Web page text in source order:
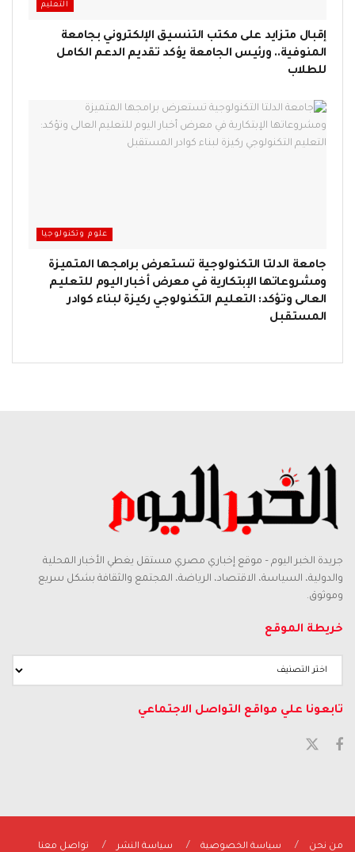
التعليم
إقبال متزايد على مكتب التنسيق الإلكتروني بجامعة
المنوفية.. ورئيس الجامعة يؤكد تقديم الدعم الكامل
للطلاب
علوم وتكنولوجيا
جامعة الدلتا التكنولوجية تستعرض برامجها المتميزة
ومشروعاتها الإبتكارية في معرض أخبار اليوم للتعليم
العالى وتؤكد: التعليم التكنولوجي ركيزة لبناء كوادر
المستقبل
جريدة الخبر اليوم – موقع إخباري مصري مستقل يغطي الأخبار المحلية
والدولية، السياسة، الاقتصاد، الرياضة، المجتمع والثقافة بشكل سريع
وموثوق.
خريطة الموقع
تابعونا علي مواقع التواصل الاجتماعي
من نحن سياسة الخصوصية سياسة النشر تواصل معنا